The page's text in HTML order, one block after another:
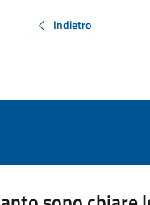
Indietro